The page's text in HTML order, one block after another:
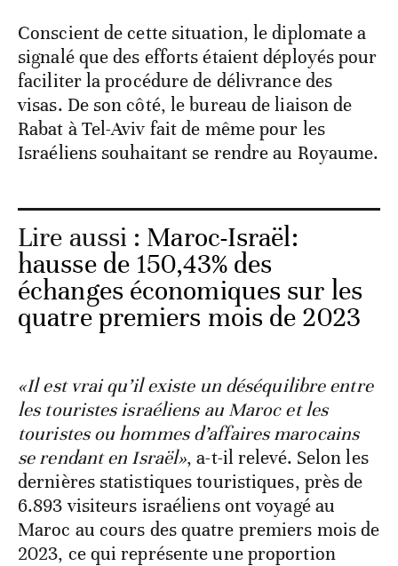
Conscient de cette situation, le diplomate a
signalé que des efforts étaient déployés pour
faciliter la procédure de délivrance des
visas. De son côté, le bureau de liaison de
Rabat à Tel-Aviv fait de même pour les
Israéliens souhaitant se rendre au Royaume.
Lire aussi : Maroc-Israël:
hausse de 150,43% des
échanges économiques sur les
quatre premiers mois de 2023
«Il est vrai qu’il existe un déséquilibre entre
les touristes israéliens au Maroc et les
touristes ou hommes d’affaires marocains
se rendant en Israël», a-t-il relevé. Selon les
dernières statistiques touristiques, près de
6.893 visiteurs israéliens ont voyagé au
Maroc au cours des quatre premiers mois de
2023, ce qui représente une proportion